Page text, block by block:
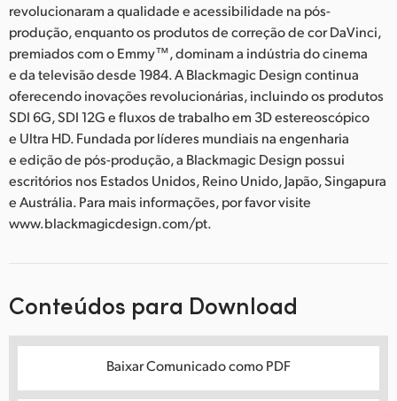
revolucionaram a qualidade e acessibilidade na pós-
produção, enquanto os produtos de correção de cor DaVinci,
premiados com o Emmy™, dominam a indústria do cinema
e da televisão desde 1984. A Blackmagic Design continua
oferecendo inovações revolucionárias, incluindo os produtos
SDI 6G, SDI 12G e fluxos de trabalho em 3D estereoscópico
e Ultra HD. Fundada por líderes mundiais na engenharia
e edição de pós-produção, a Blackmagic Design possui
escritórios nos Estados Unidos, Reino Unido, Japão, Singapura
e Austrália. Para mais informações, por favor visite
www.blackmagicdesign.com/pt.
Conteúdos para Download
Baixar Comunicado como PDF